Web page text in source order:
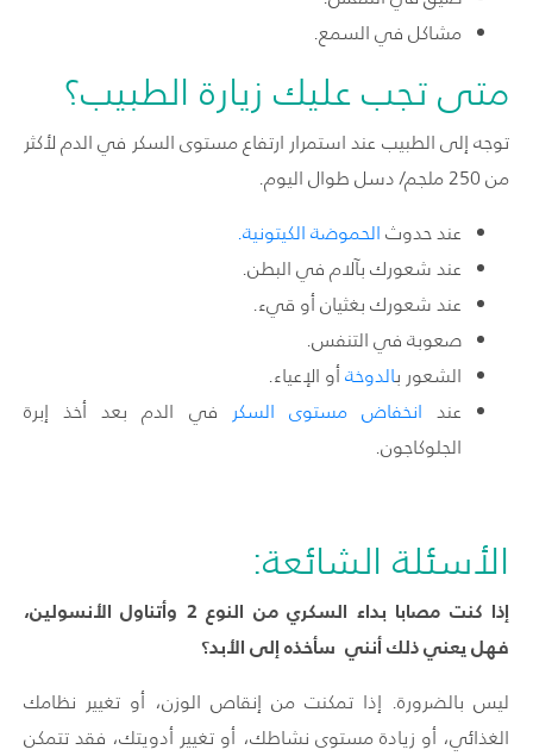
مشاكل في السمع.
متى تجب عليك زيارة الطبيب؟
توجه إلى الطبيب عند استمرار ارتفاع مستوى السكر في الدم لأكثر
من 250 ملجم/ دسل طوال اليوم.
عند حدوث الحموضة الكيتونية.
عند شعورك بآلام في البطن.
عند شعورك بغثيان أو قيء.
صعوبة في التنفس.
الشعور بالدوخةأو الإعياء.
عند انخفاض مستوى السكر في الدم بعد أخذ إبرة
الجلوكاجون.
الأسئلة الشائعة:
إذا كنت مصابا بداء السكري من النوع 2 وأتناول الأنسولين،
فهل يعني ذلك أنني سأخذه إلى الأبد؟
ليس بالضرورة. إذا تمكنت من إنقاص الوزن، أو تغيير نظامك
الغذائي، أو زيادة مستوى نشاطك، أو تغيير أدويتك، فقد تتمكن